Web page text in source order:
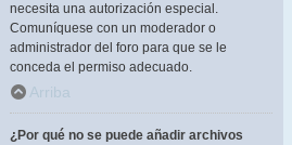
necesita una autorización especial.
Comuníquese con un moderador o
administrador del foro para que se le
conceda el permiso adecuado.
Arriba
¿Por qué no se puede añadir archivos